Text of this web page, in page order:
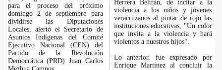
para el proceso del próximo
domingo 2 de septiembre para
dividirse las Diputaciones
Locales, alertó el Secretario de
Asuntos Indígenas del Comité
Ejecutivo Nacional (CEN) del
Partido de la Revolución
Democrática (PRD) Juan Carlos
Herrera Beltrán, de incitar a la
violencia a los niños y jóvenes
veracruzanos al pintar de rojo las
instituciones educativas, "Un color
que invita a la violencia y hará
violentos a nuestros hijos".
Lo anterior, fue expresado por
Enrique Martínez al concluir la